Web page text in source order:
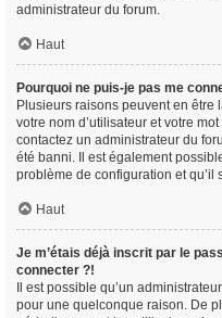
administrateur du forum.
Haut
Pourquoi ne puis-je pas me
Plusieurs raisons peuvent en être
votre nom d’utilisateur et votre
contactez un administrateur du
été banni. Il est également
problème de configuration et qu’il
Haut
Je m’étais déjà inscrit par le
connecter ?!
Il est possible qu’un
pour une quelconque raison. De